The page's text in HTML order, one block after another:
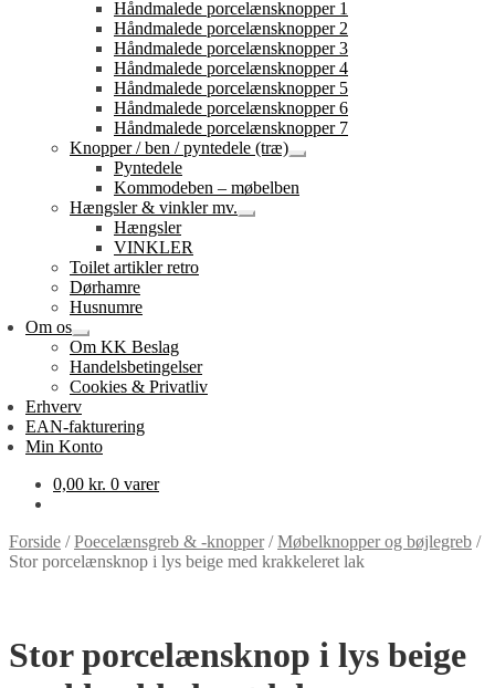
Håndmalede porcelænsknopper 1
Håndmalede porcelænsknopper 2
Håndmalede porcelænsknopper 3
Håndmalede porcelænsknopper 4
Håndmalede porcelænsknopper 5
Håndmalede porcelænsknopper 6
Håndmalede porcelænsknopper 7
Knopper / ben / pyntedele (træ)
Udfold
Pyntedele
Kommodeben – møbelben
Hængsler & vinkler mv.
Udfold
Hængsler
VINKLER
Toilet artikler retro
Dørhamre
Husnumre
Om os
Udfold
undermenu
Om KK Beslag
Handelsbetingelser
Cookies & Privatliv
Erhverv
EAN-fakturering
Min Konto
0,00 kr. 0 varer
Forside /Poecelænsgreb & -knopper/Møbelknopper og bøjlegreb /
Stor porcelænsknop i lys beige med krakkeleret lak
Stor porcelænsknop i lys beige